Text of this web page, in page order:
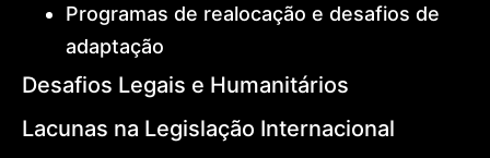
Programas de realocação e desafios de
adaptação
Desafios Legais e Humanitários
Lacunas na Legislação Internacional